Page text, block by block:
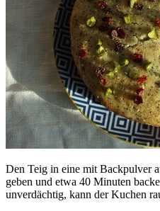
Den Teig in eine mit Backpulver
geben und etwa 40 Minuten
unverdächtig, kann der Kuchen